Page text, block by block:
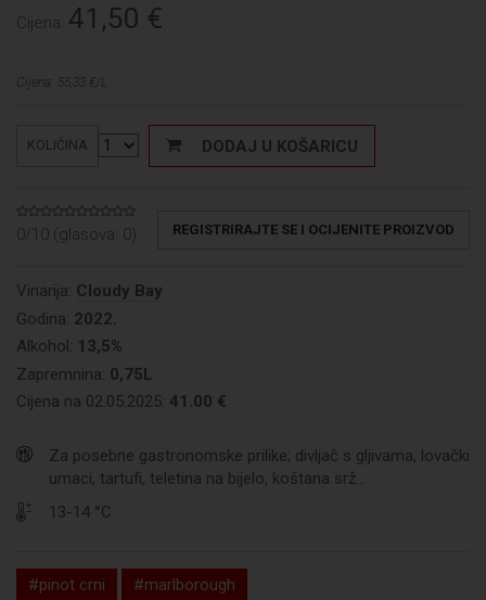
Cijena: 41,50 €
Cijena: 55,33 €/L
KOLIČINA DODAJ U KOŠARICU
0/10 (glasova: 0) REGISTRIRAJTE SE I OCIJENITE PROIZVOD
Vinarija: Cloudy Bay
Godina: 2022.
Alkohol: 13,5%
Zapremnina: 0,75L
Cijena na 02.05.2025: 41.00 €
Za posebne gastronomske prilike; divljač s gljivama, lovački
umaci, tartufi, teletina na bijelo, koštana srž...
13-14 °C
#pinot crni #marlborough